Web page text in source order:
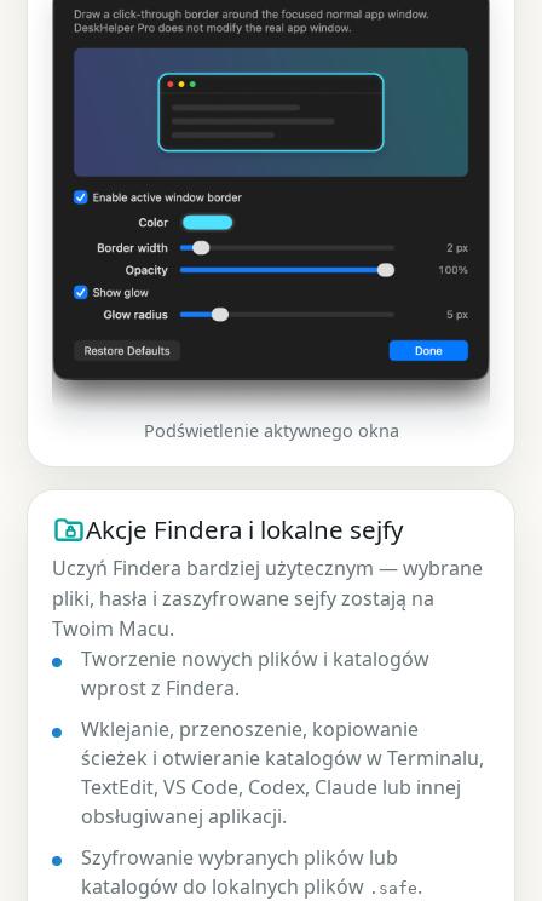
Podświetlenie aktywnego okna
Akcje Findera i lokalne sejfy
Uczyń Findera bardziej użytecznym — wybrane
pliki, hasła i zaszyfrowane sejfy zostają na
Twoim Macu.
Tworzenie nowych plików i katalogów
wprost z Findera.
Wklejanie, przenoszenie, kopiowanie
ścieżek i otwieranie katalogów w Terminalu,
TextEdit, VS Code, Codex, Claude lub innej
obsługiwanej aplikacji.
Szyfrowanie wybranych plików lub
katalogów do lokalnych plików .safe.